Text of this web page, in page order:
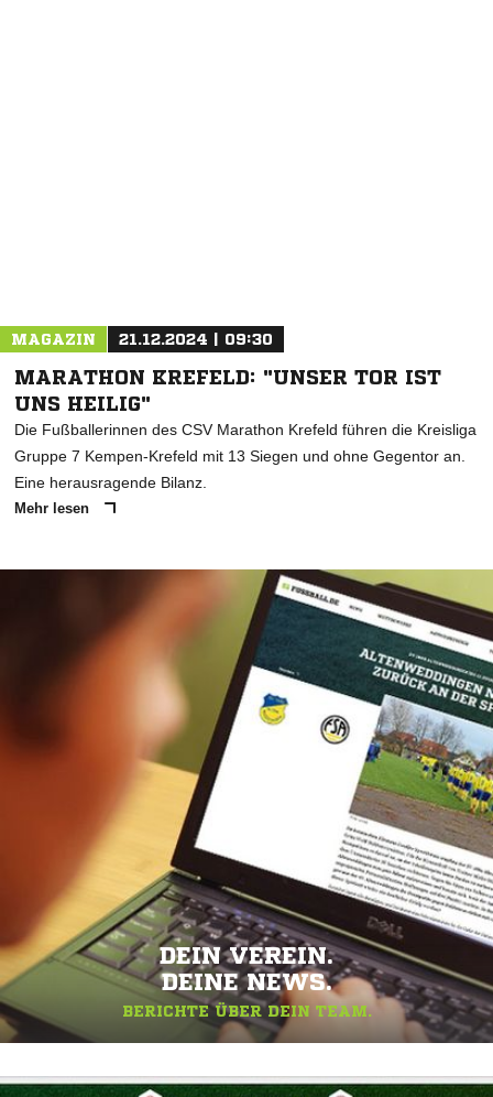
MAGAZIN 21.12.2024 | 09:30
MARATHON KREFELD: "UNSER TOR IST
UNS HEILIG"
Die Fußballerinnen des CSV Marathon Krefeld führen die Kreisliga
Gruppe 7 Kempen-Krefeld mit 13 Siegen und ohne Gegentor an.
Eine herausragende Bilanz.
Mehr lesen
DEIN VEREIN.
DEINE NEWS.
BERICHTE ÜBER DEIN TEAM.